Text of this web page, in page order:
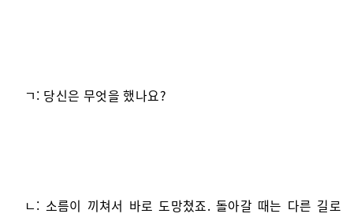
ㄱ: 당신은 무엇을 했나요?
ㄴ: 소름이 끼쳐서 바로 도망쳤죠. 돌아갈 때는 다른 길로